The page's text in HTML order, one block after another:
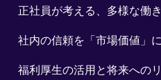
正社員が考える、多様な働
社内の信頼を「市場価値」
福利厚生の活用と将来への